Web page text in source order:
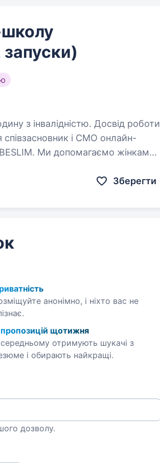
з інвалідністю. Досвід роботи
Ми допомагаємо жінкам
Зберегти
анонімно, і ніхто вас не
щотижня
отримують шукачі з
і обирають найкращі.
дозволу.